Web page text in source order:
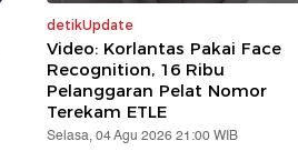
detikUpdate
Video: Korlantas Pakai Face
Recognition, 16 Ribu
Pelanggaran Pelat Nomor
Terekam ETLE
Selasa, 04 Agu 2026 21:00 WIB